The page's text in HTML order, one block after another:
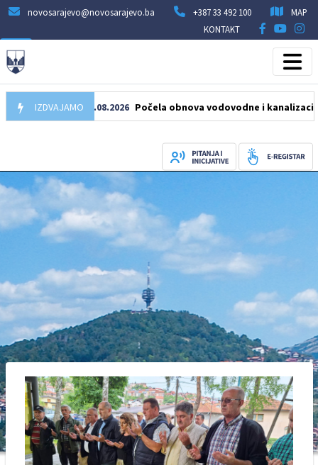
novosarajevo@novosarajevo.ba +387 33 492 100
MAP
KONTAKT
IZDVAJAMO
05.08.2026 Počela obnova vodovodne i kanalizacione